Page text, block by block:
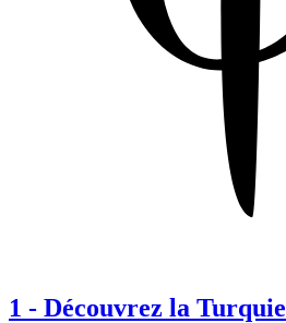
1 - Découvrez la Turquie